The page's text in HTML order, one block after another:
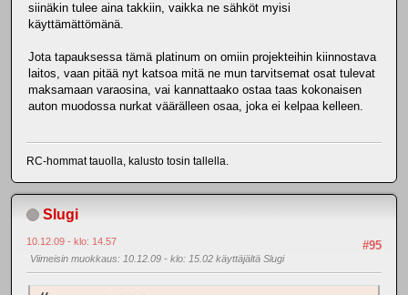
siinäkin tulee aina takkiin, vaikka ne sähköt myisi
käyttämättömänä.
Jota tapauksessa tämä platinum on omiin projekteihin kiinnostava
laitos, vaan pitää nyt katsoa mitä ne mun tarvitsemat osat tulevat
maksamaan varaosina, vai kannattaako ostaa taas kokonaisen
auton muodossa nurkat väärälleen osaa, joka ei kelpaa kelleen.
RC-hommat tauolla, kalusto tosin tallella.
Slugi
#95
10.12.09 - klo: 14.57
Viimeisin muokkaus: 10.12.09 - klo: 15.02 käyttäjältä Slugi